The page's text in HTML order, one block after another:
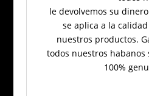
le devolvemos su
se aplica a la
nuestros productos.
todos nuestros habanos
100%